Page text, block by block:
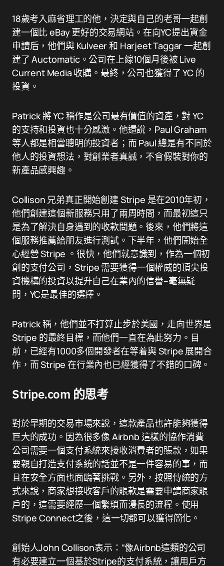
18歲考入麻省理工的他，決定與自己的老哥一起創
建一個比 eBay 更好的交易網站。在向YC提出資金
申請后，他們與 Kulveer 和 Harjeet Taggar 一起創
建了 Auctomatic。公司在上線10個月後被 Live
Current Media 收購。最終，公司也獲得了 YC 的
投資。
Patrick 將 YC 稱作是公司最有價值的資產，對 YC
的支持和投資也十分感激。他還說，Paul Graham
等人都是相當聰明的投資者；而 Paul 總是有不同於
他人的投資想法，對創業者真誠，不會假裝對你的
新產品感興趣。
Collison 兄弟真正開始創建 Stripe 是在2010年初，
他們創建這個新服務只用了兩周時間，而最初這只
是為了解決自身遇到的收款問題。後來，他們將這
個服務推薦給朋友進行測試。下半年，他們開始全
心經營 Stripe 。很快，他們就意識到，作為一個初
創的支付公司，Stripe 需要獲得一個權威的頂尖投
資機構的投資以提升自己在業內的信譽–毫無疑
問，YC是最佳的選擇。
Patrick 稱，他們並不打算止步於美國，走向世界是
Stripe 的最終目標，而他們一直在為此努力。目
前，已經有1000多個開發者在等着與 Stripe 展開合
作，而 Stripe 在行業內也已經獲得了不錯的口碑。
Stripe.com 的思考
對於早期的交易市場來說，這款產品也許能夠獲得
巨大的成功。因為很多像 Airbnb 這樣的協作消費
公司需要一個支付系統來接收消費者的賬款，如果
要親自打造支付系統的話並不是一件容易的事，而
且在安全方面也面臨著挑戰。另外，按照傳統的方
式來說，商家想接收客戶的賬款是需要申請商家賬
戶的，這需要經歷一個繁瑣而漫長的流程。使用
Stripe Connect之後，這一切都可以獲得簡化。
創始人John Collison表示：“像Airbnb這類的公司
有必要建立一個基於Stripe的支付系統，讓用戶方